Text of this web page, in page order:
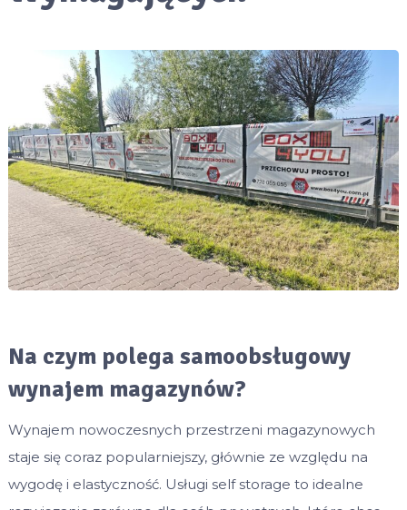
Na czym polega samoobsługowy
wynajem magazynów?
Wynajem nowoczesnych przestrzeni magazynowych
staje się coraz popularniejszy, głównie ze względu na
wygodę i elastyczność. Usługi self storage to idealne